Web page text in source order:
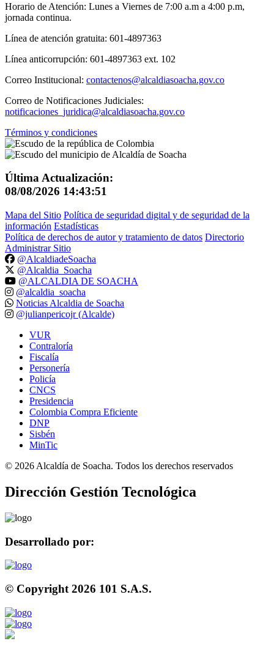
Horario de Atención: Lunes a Viernes de 7:00 a.m a 4:00 p.m,
jornada continua.
Línea de atención gratuita: 601-4897363
Línea anticorrupción: 601-4897363 ext. 102
Correo Institucional: contactenos@alcaldiasoacha.gov.co
Correo de Notificaciones Judiciales:
notificaciones_juridica@alcaldiasoacha.gov.co
Términos y condiciones
Última Actualización:
08/08/2026 14:43:51
Mapa del Sitio Política de seguridad digital y de seguridad de la
información Estadísticas
Política de derechos de autor y tratamiento de datos Directorio
Administrar Sitio
@AlcaldiadeSoacha
@Alcaldia_Soacha
@ALCALDIA DE SOACHA
@alcaldia_soacha
Noticias Alcaldia de Soacha
@julianpericojr (Alcalde)
VUR
Contraloría
Fiscalía
Personería
Policía
CNCS
Presidencia
Colombia Compra Eficiente
DNP
Sisbén
MinTic
© 2026 Alcaldía de Soacha. Todos los derechos reservados
Dirección Gestión Tecnológica
Desarrollado por:
© Copyright 2026 101 S.A.S.